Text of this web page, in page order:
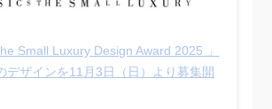
Small Luxury Design Award 2025 」
デザインを11⽉3⽇（日）より募集開